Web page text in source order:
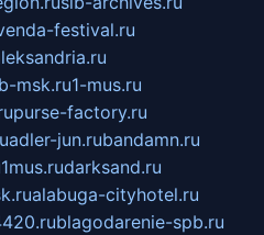
festival.ru
msk.ru1-mus.ru
purse-factory.ru
adler-jun.rubandamn.ru
1mus.rudarksand.ru
alabuga-cityhotel.ru
blagodarenie-spb.ru